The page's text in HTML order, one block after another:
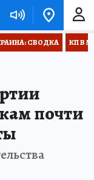
СВОДКА КП В
почти